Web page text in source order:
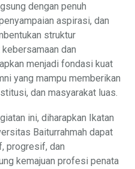
dengan penuh
aspirasi, dan
struktur
dan
menjadi fondasi kuat
yang mampu memberikan
dan masyarakat luas.
ini, diharapkan Ikatan
Baiturrahmah dapat
progresif, dan
kemajuan profesi penata